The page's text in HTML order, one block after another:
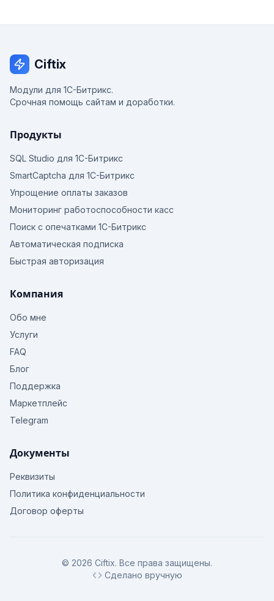
Ciftix
Модули для 1С-Битрикс.
Срочная помощь сайтам и доработки.
Продукты
SQL Studio для 1С-Битрикс
SmartCaptcha для 1С-Битрикс
Упрощение оплаты заказов
Мониторинг работоспособности касс
Поиск с опечатками 1С-Битрикс
Автоматическая подписка
Быстрая авторизация
Компания
Обо мне
Услуги
FAQ
Блог
Поддержка
Маркетплейс
Telegram
Документы
Реквизиты
Политика конфиденциальности
Договор оферты
© 2026 Ciftix. Все права защищены.
Сделано вручную